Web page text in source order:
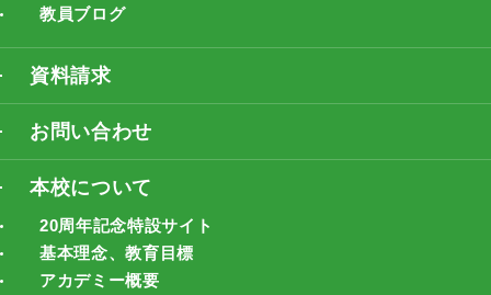
教員ブログ
資料請求
お問い合わせ
本校について
20周年記念特設サイト
基本理念、教育目標
アカデミー概要